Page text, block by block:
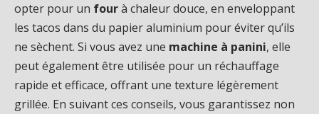
opter pour un fourà chaleur douce, en enveloppant
les tacos dans du papier aluminium pour éviter qu’ils
ne sèchent. Si vous avez une machine à panini, elle
peut également être utilisée pour un réchauffage
rapide et efficace, offrant une texture légèrement
grillée. En suivant ces conseils, vous garantissez non